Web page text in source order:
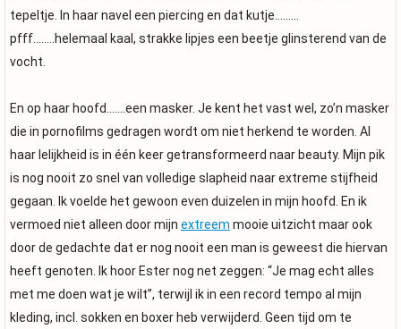
tepeltje. In haar navel een piercing en dat kutje………
pfff……..helemaal kaal, strakke lipjes een beetje glinsterend van de
vocht.
En op haar hoofd…….een masker. Je kent het vast wel, zo’n masker
die in pornofilms gedragen wordt om niet herkend te worden. Al
haar lelijkheid is in één keer getransformeerd naar beauty. Mijn pik
is nog nooit zo snel van volledige slapheid naar extreme stijfheid
gegaan. Ik voelde het gewoon even duizelen in mijn hoofd. En ik
vermoed niet alleen door mijn extreem mooie uitzicht maar ook
door de gedachte dat er nog nooit een man is geweest die hiervan
heeft genoten. Ik hoor Ester nog net zeggen: “Je mag echt alles
met me doen wat je wilt”, terwijl ik in een record tempo al mijn
kleding, incl. sokken en boxer heb verwijderd. Geen tijd om te